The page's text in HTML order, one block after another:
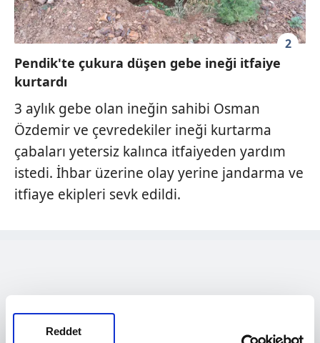
Reddet
2
Pendik'te çukura düşen gebe ineği itfaiye
kurtardı
3 aylık gebe olan ineğin sahibi Osman
Özdemir ve çevredekiler ineği kurtarma
çabaları yetersiz kalınca itfaiyeden yardım
istedi. İhbar üzerine olay yerine jandarma ve
itfiaye ekipleri sevk edildi.